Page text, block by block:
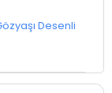
Desenli